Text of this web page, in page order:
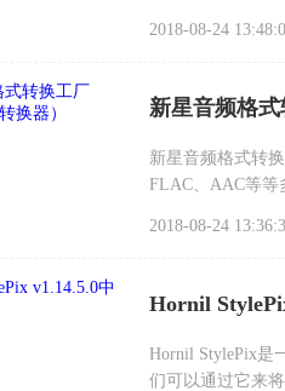
2018-08-24
新星音频格式
新星音频格式转
FLAC、AAC等等
2018-08-24
Hornil
Hornil StylePix是
们可以通过它来